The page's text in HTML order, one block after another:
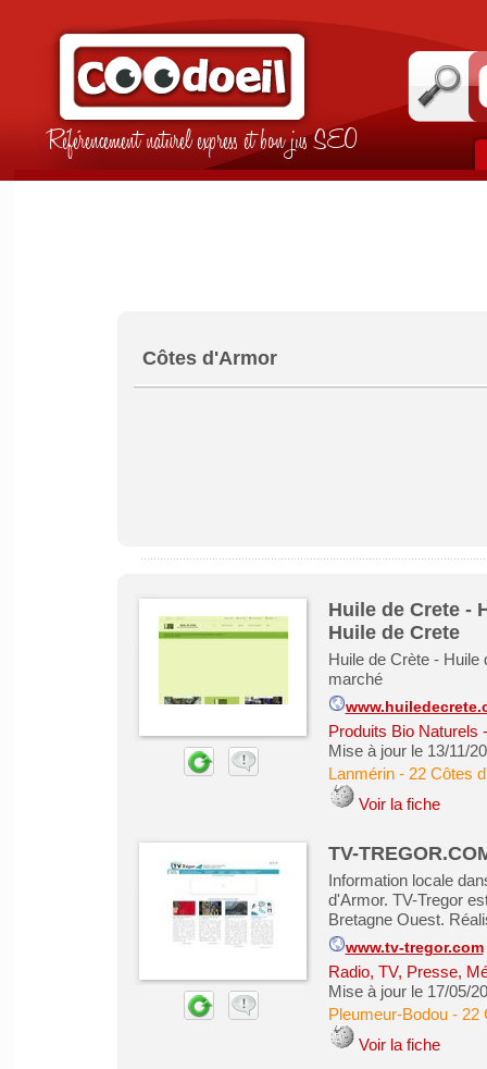
Référencement naturel express et bon jus SEO
Côtes d'Armor
Huile de Crete -
Huile de Crete
Huile de Crète - Huile
marché
Produits Bio Naturels
Mise à jour le 13/11/
Lanmérin- 22 Côtes
Voir la fiche
TV-
Information locale
d'Armor. TV-Tregor
Bretagne Ouest.
www.tv-tregor.com
Radio, TV, Presse,
Mise à jour le 17/05/
Pleumeur-Bodou- 22
Voir la fiche